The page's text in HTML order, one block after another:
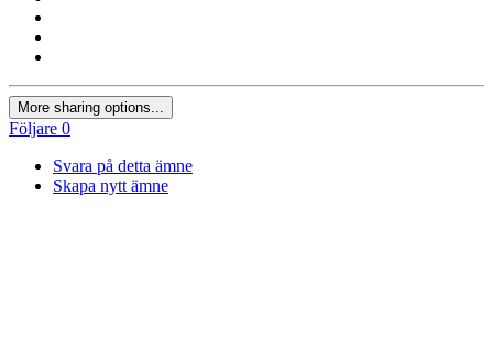
More sharing options...
Följare 0
Svara på detta ämne
Skapa nytt ämne